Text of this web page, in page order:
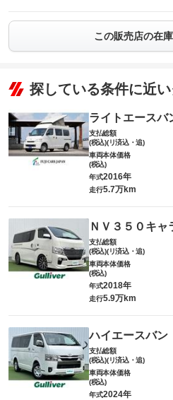
この販売店の在
探している条件に近
ライトエースバ
支払総額
(税込)(リ済込・追)
車両本体価格
(税込)
年式2016年
走行5.7万km
ＮＶ３５０キャ
支払総額
(税込)(リ済込・追)
車両本体価格
(税込)
年式2018年
走行5.9万km
ハイエースバン
支払総額
(税込)(リ済込・追)
車両本体価格
(税込)
年式2024年